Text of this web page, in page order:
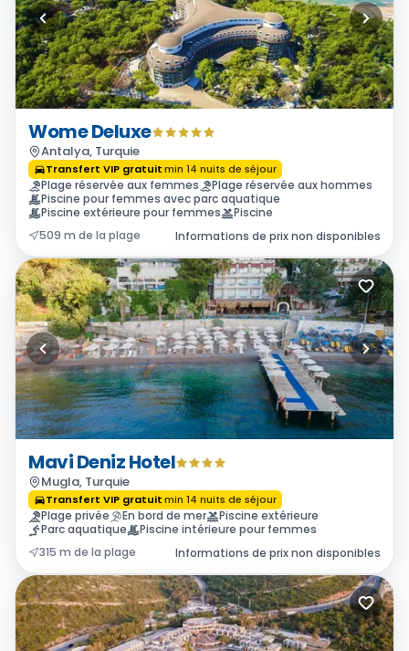
Wome Deluxe
Antalya, Turquie
Transfert VIP gratuit·min 14 nuits de séjour
Plage réservée aux femmes
Plage réservée aux hommes
Piscine pour femmes avec parc aquatique
Piscine extérieure pour femmes
Piscine
509 m de la plage
Informations de prix non disponibles
Mavi Deniz Hotel
Mugla, Turquie
Transfert VIP gratuit·min 14 nuits de séjour
Plage privée En bord de mer
Piscine extérieure
Parc aquatique
Piscine intérieure pour femmes
315 m de la plage
Informations de prix non disponibles